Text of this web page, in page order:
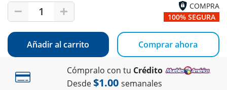
1
COMPRA
100% SEGURA
Añadir al carrito Comprar ahora
Cómpralo con tu Crédito
Desde$1.00 semanales